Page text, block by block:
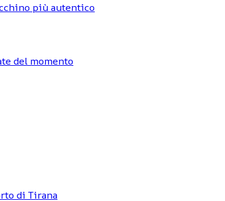
più autentico
del momento
di Tirana